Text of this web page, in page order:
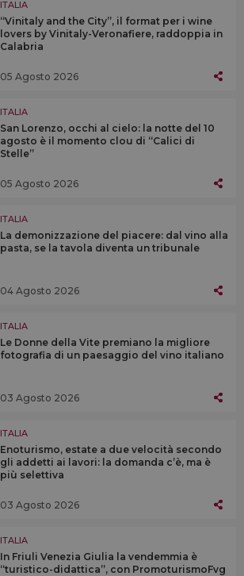
ITALIA
“Vinitaly and the City”, il format per i wine
lovers by Vinitaly-Veronafiere, raddoppia in
Calabria
05 Agosto 2026
ITALIA
San Lorenzo, occhi al cielo: la notte del 10
agosto è il momento clou di “Calici di
Stelle”
05 Agosto 2026
ITALIA
La demonizzazione del piacere: dal vino alla
pasta, se la tavola diventa un tribunale
04 Agosto 2026
ITALIA
Le Donne della Vite premiano la migliore
fotografia di un paesaggio del vino italiano
03 Agosto 2026
ITALIA
Enoturismo, estate a due velocità secondo
gli addetti ai lavori: la domanda c’è, ma è
più selettiva
03 Agosto 2026
ITALIA
In Friuli Venezia Giulia la vendemmia è
“turistico-didattica”, con PromoturismoFvg